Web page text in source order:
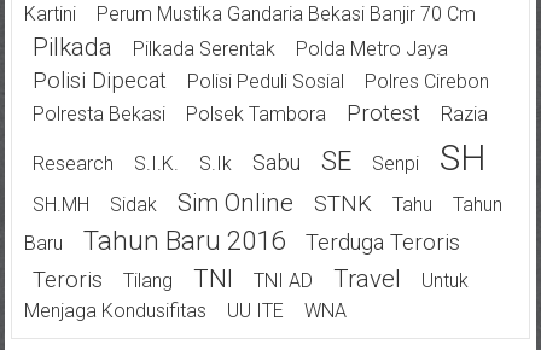
Kartini
Perum Mustika Gandaria Bekasi Banjir 70 Cm
Pilkada Pilkada Serentak Polda Metro Jaya
Polisi Dipecat Polisi Peduli Sosial
Polres Cirebon
Polresta Bekasi
Polsek Tambora Protest Razia
Research S.I.K. S.Ik Sabu SE Senpi SH
SH.MH Sidak Sim Online STNK Tahu
Tahun
Baru
Tahun Baru 2016
Terduga Teroris
Teroris
Tilang TNI TNI AD Travel
Untuk
Menjaga Kondusifitas
UU ITE WNA